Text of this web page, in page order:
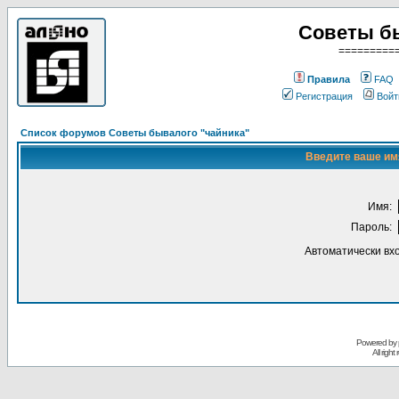
Советы
Правила
FAQ
Регистрация
Список форумов Советы бывалого "чайника"
Введите ваше
Имя:
Пароль:
Автоматически
Powered
All right